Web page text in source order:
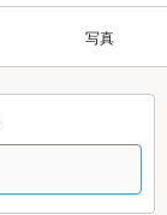
写真